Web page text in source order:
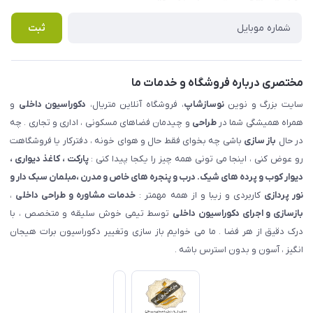
پرسش های متداول
ثبت
مختصری درباره فروشگاه و خدمات ما
سایت بزرگ و نویننوسازشاپ، فروشگاه آنلاین متریال، دکوراسیون داخلی و
همراه همیشگی شما درطراحی و چیدمان فضاهای مسکونی ، اداری و تجاری . چه
در حال باز سازی باشی چه بخوای فقط حال و هوای خونه ، دفترکار یا فروشگاهت
رو عوض کنی ، اینجا می تونی همه چیز را یکجا پیدا کنی :پارکت ، کاغذ دیواری ،
دیوار کوب و پرده های شیک. درب و پنجره های خاص و مدرن ،مبلمان سبک دار و
نور پردازی کاربردی و زیبا و از همه مهمتر : خدمات مشاوره و طراحی داخلی ،
بازسازی و اجرای دکوراسیون داخلی توسط تیمی خوش سلیقه و متخصص ، با
درک دقیق از هر فضا . ما می خوایم باز سازی وتغییر دکوراسیون برات هیجان
انگیز ، آسون و بدون استرس باشه .